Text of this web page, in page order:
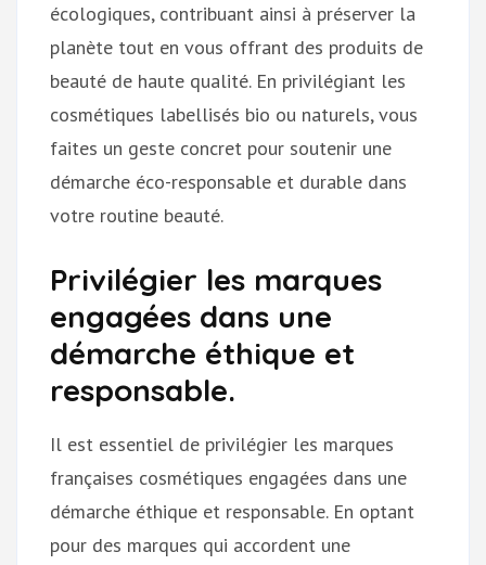
écologiques, contribuant ainsi à préserver la
planète tout en vous offrant des produits de
beauté de haute qualité. En privilégiant les
cosmétiques labellisés bio ou naturels, vous
faites un geste concret pour soutenir une
démarche éco-responsable et durable dans
votre routine beauté.
Privilégier les marques
engagées dans une
démarche éthique et
responsable.
Il est essentiel de privilégier les marques
françaises cosmétiques engagées dans une
démarche éthique et responsable. En optant
pour des marques qui accordent une